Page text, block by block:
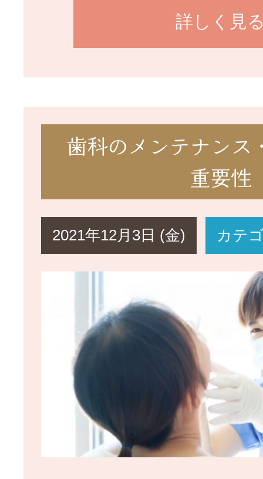
詳しく見
歯科のメンテナンス
重要性
2021年12月3日 (金) カテ